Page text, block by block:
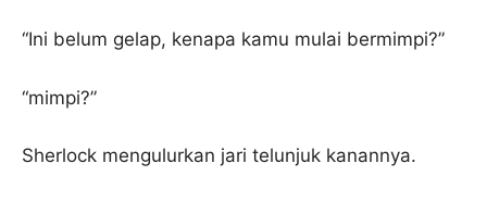
“Ini belum gelap, kenapa kamu mulai bermimpi?”
“mimpi?”
Sherlock mengulurkan jari telunjuk kanannya.